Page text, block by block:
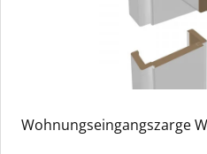
Wohnungseingangszarge